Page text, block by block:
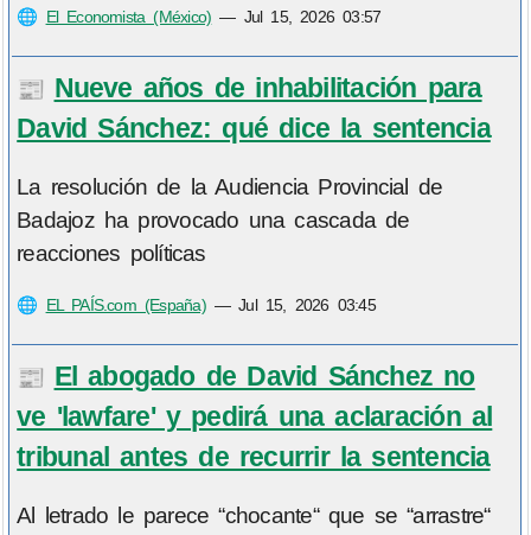
🌐 El Economista (México) — Jul 15, 2026 03:57
📰 Nueve años de inhabilitación para
David Sánchez: qué dice la sentencia
La resolución de la Audiencia Provincial de
Badajoz ha provocado una cascada de
reacciones políticas
🌐 EL PAÍS.com (España)—Jul 15, 2026 03:45
📰 El abogado de David Sánchez no
ve 'lawfare' y pedirá una aclaración al
tribunal antes de recurrir la sentencia
Al letrado le parece “chocante“ que se “arrastre“